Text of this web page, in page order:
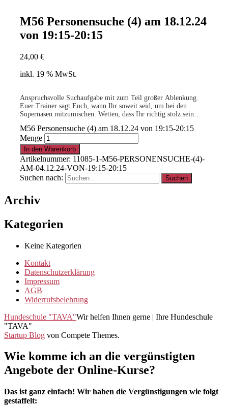
M56 Personensuche (4) am 18.12.24
von 19:15-20:15
24,00 €
inkl. 19 % MwSt.
Anspruchsvolle Suchaufgabe mit zum Teil großer Ablenkung.
Euer Trainer sagt Euch, wann Ihr soweit seid, um bei den
Supernasen mitzumischen. Wetten, dass Ihr richtig stolz sein
-geringe Teilnehmerzahl-
.
15% für Clubmitglieder!Infohier
.
Clubmitglied werden ?
M56 Personensuche (4) am 18.12.24 von 19:15-20:15
Menge
In den Warenkorb
Artikelnummer: 11085-1-M56-PERSONENSUCHE-(4)-
AM-04.12.24-VON-19:15-20:15
Suchen nach:
Archiv
Kategorien
Keine Kategorien
Kontakt
Datenschutzerklärung
Impressum
AGB
Widerrufsbelehrung
Hundeschule "TAVA"Wir helfen Ihnen gerne | Ihre Hundeschule
"TAVA"
Startup Blog von Compete Themes.
Wie komme ich an die vergünstigten
Angebote der Online-Kurse?
Das ist ganz einfach! Wir haben die Vergünstigungen wie folgt
gestaffelt: